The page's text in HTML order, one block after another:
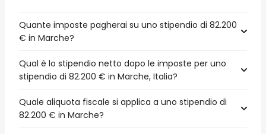
Quante imposte pagherai su uno stipendio di 82.200
€ in Marche?
Qual è lo stipendio netto dopo le imposte per uno
stipendio di 82.200 € in Marche, Italia?
Quale aliquota fiscale si applica a uno stipendio di
82.200 € in Marche?